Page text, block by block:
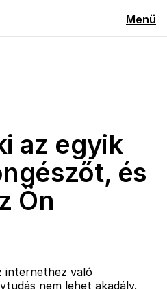
Menü
az egyik
és
Ön
internethez való
nem lehet akadály.